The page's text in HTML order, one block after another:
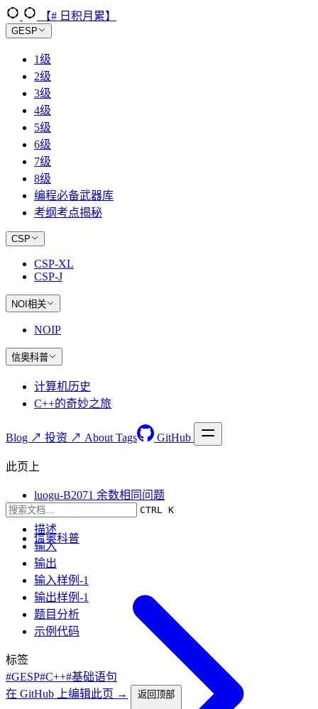
【# 日积月累】
GESP
1级
2级
3级
4级
5级
6级
7级
8级
编程必备武器库
考纲考点揭秘
CSP
CSP-XL
CSP-J
NOI相关
NOIP
信奥科普
计算机历史
C++的奇妙之旅
Blog ↗ 投资 ↗ About Tags GitHub
CTRL K
信奥科普
此页上
luogu-B2071 余数相同问题
题目要求
描述
输入
输出
输入样例-1
输出样例-1
题目分析
示例代码
标签
#GESP#C++#基础语句
在 GitHub 上编辑此页 →
返回顶部